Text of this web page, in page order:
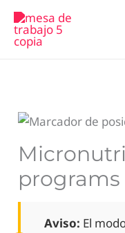
contenido
programs
Aviso: El